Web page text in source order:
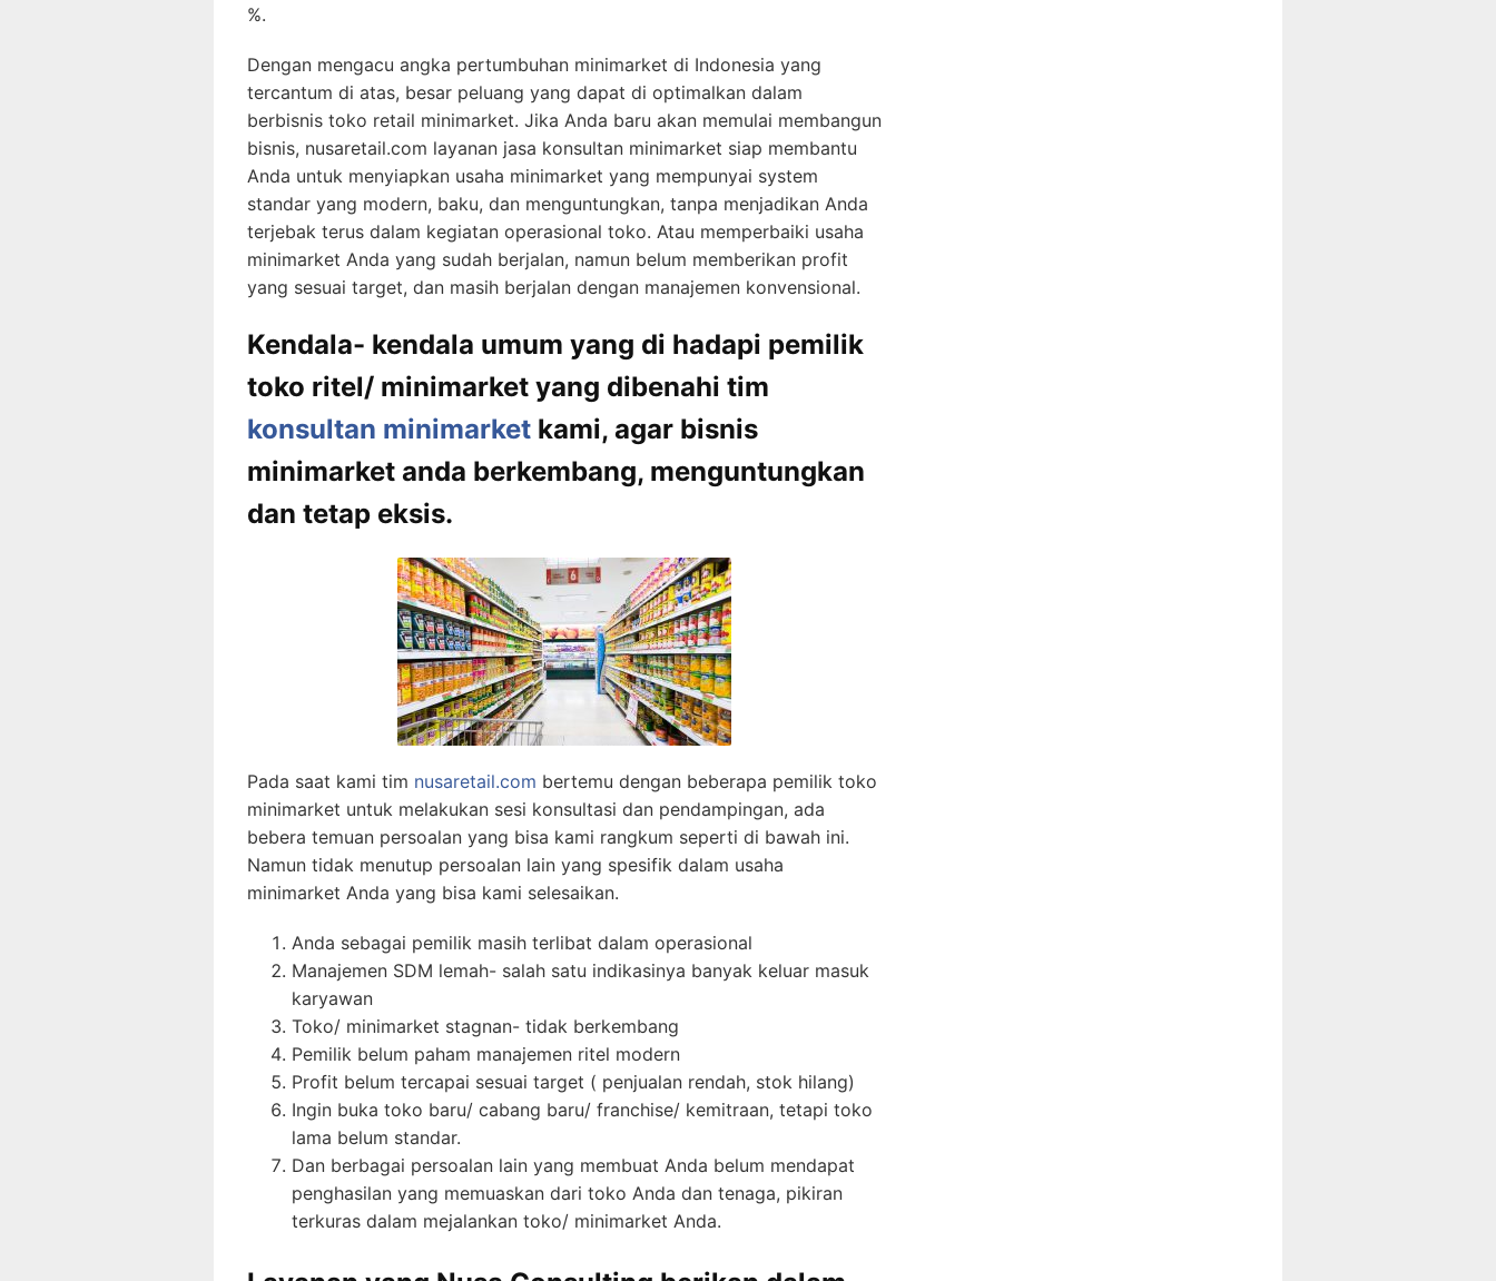
%.
Dengan mengacu angka pertumbuhan minimarket di Indonesia yang
tercantum di atas, besar peluang yang dapat di optimalkan dalam
berbisnis toko retail minimarket. Jika Anda baru akan memulai membangun
bisnis, nusaretail.com layanan jasa konsultan minimarket siap membantu
Anda untuk menyiapkan usaha minimarket yang mempunyai system
standar yang modern, baku, dan menguntungkan, tanpa menjadikan Anda
terjebak terus dalam kegiatan operasional toko. Atau memperbaiki usaha
minimarket Anda yang sudah berjalan, namun belum memberikan profit
yang sesuai target, dan masih berjalan dengan manajemen konvensional.
Kendala- kendala umum yang di hadapi pemilik
toko ritel/ minimarket yang dibenahi tim
konsultan minimarket kami, agar bisnis
minimarket anda berkembang, menguntungkan
dan tetap eksis.
Pada saat kami tim nusaretail.com bertemu dengan beberapa pemilik toko
minimarket untuk melakukan sesi konsultasi dan pendampingan, ada
bebera temuan persoalan yang bisa kami rangkum seperti di bawah ini.
Namun tidak menutup persoalan lain yang spesifik dalam usaha
minimarket Anda yang bisa kami selesaikan.
Anda sebagai pemilik masih terlibat dalam operasional
Manajemen SDM lemah- salah satu indikasinya banyak keluar masuk
karyawan
Toko/ minimarket stagnan- tidak berkembang
Pemilik belum paham manajemen ritel modern
Profit belum tercapai sesuai target ( penjualan rendah, stok hilang)
Ingin buka toko baru/ cabang baru/ franchise/ kemitraan, tetapi toko
lama belum standar.
Dan berbagai persoalan lain yang membuat Anda belum mendapat
penghasilan yang memuaskan dari toko Anda dan tenaga, pikiran
terkuras dalam mejalankan toko/ minimarket Anda.